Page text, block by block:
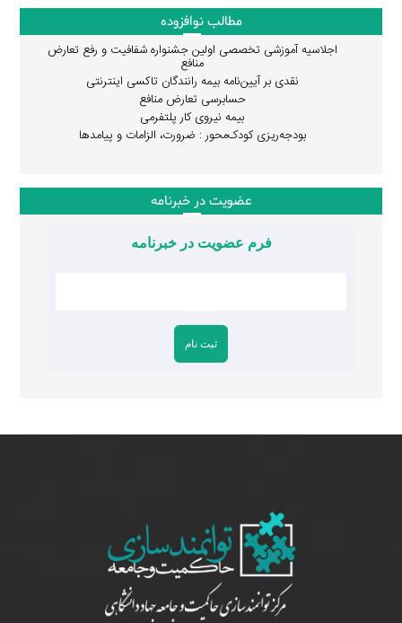
مطالب نوافزوده
اجلاسیه آموزشی تخصصی اولین جشنواره شفافیت و رفع تعارض
منافع
نقدی بر آیین‌نامه بیمه رانندگان تاکسی اینترنتی
حسابرسی تعارض منافع
بیمه نیروی کار پلتفرمی
بودجه‌ریزی کودک‌محور : ضرورت، الزامات و پیامدها
عضویت در خبرنامه
فرم عضویت در خبرنامه